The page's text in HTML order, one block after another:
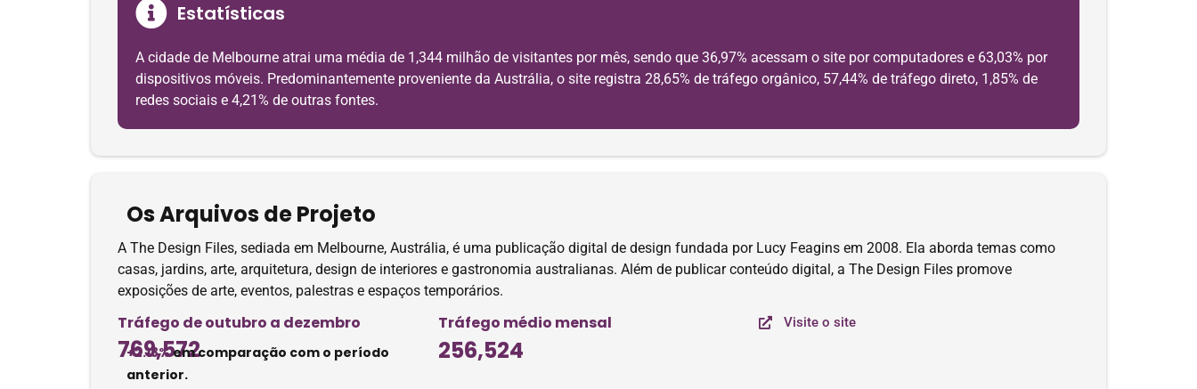
Estatísticas
A cidade de Melbourne atrai uma média de 1,344 milhão de visitantes por mês, sendo que 36,97% acessam o site por computadores e 63,03% por
dispositivos móveis. Predominantemente proveniente da Austrália, o site registra 28,65% de tráfego orgânico, 57,44% de tráfego direto, 1,85% de
redes sociais e 4,21% de outras fontes.
Os Arquivos de Projeto
A The Design Files, sediada em Melbourne, Austrália, é uma publicação digital de design fundada por Lucy Feagins em 2008. Ela aborda temas como
casas, jardins, arte, arquitetura, design de interiores e gastronomia australianas. Além de publicar conteúdo digital, a The Design Files promove
exposições de arte, eventos, palestras e espaços temporários.
Tráfego de outubro a dezembro
769,572
+2.18%em comparação com o período
anterior.
Tráfego médio mensal
256,524
Visite o site